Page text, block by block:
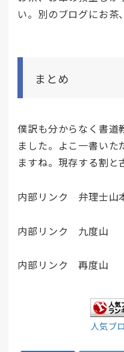
い。別のブログにお茶
まとめ
僕訳も分からなく書道
ました。よこ一書いた
ますね。現存する割と
内部リンク 弁理士山
内部リンク 九度山
内部リンク 再度山
人気ブ